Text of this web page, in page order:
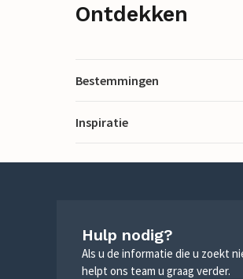
Ontdekken
Bestemmingen
Inspiratie
Hulp nodig?
Als u de informatie die u zoekt
helpt ons team u graag verder.